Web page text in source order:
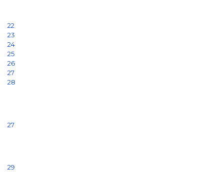
22
23
24
25
26
27
28
27
29